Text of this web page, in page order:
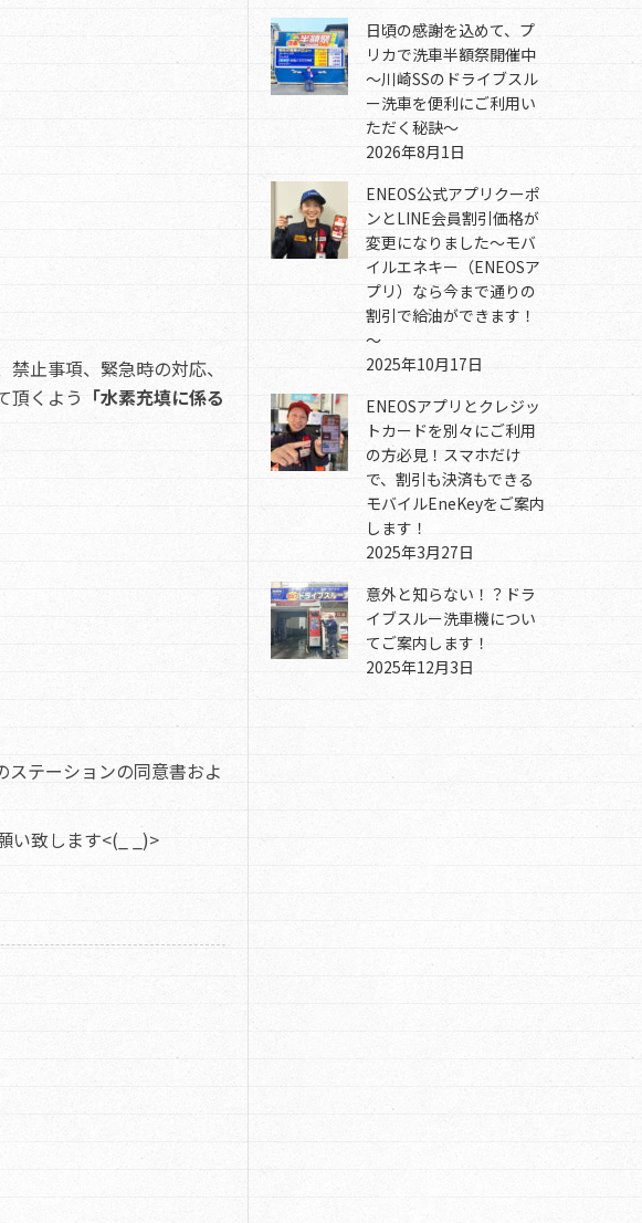
止事項、緊急時の対応、
頂くよう 「水素充填に係る
テーションの同意書およ
い致します<(_ _)>
日頃の感謝を込めて、プ
リカで洗車半額祭開催中
～川崎SSのドライブスル
ー洗車を便利にご利用い
ただく秘訣～
2026年8月1日
ENEOS公式アプリクーポ
ンとLINE会員割引価格が
変更になりました～モバ
イルエネキー（ENEOSア
プリ）なら今まで通りの
割引で給油ができます！
～
2025年10月17日
ENEOSアプリとクレジッ
トカードを別々にご利用
の方必見！スマホだけ
で、割引も決済もできる
モバイルEneKeyをご案内
します！
2025年3月27日
意外と知らない！？ドラ
イブスルー洗車機につい
てご案内します！
2025年12月3日